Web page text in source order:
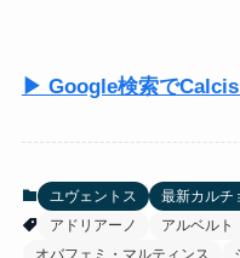
▶ Google検索で
ユヴェントス
最新カルチ
アドリアーノ
アルベルト